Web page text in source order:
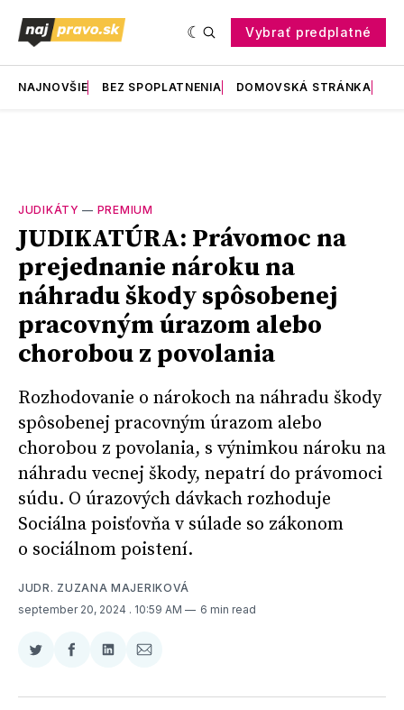
Vybrať predplatné
NAJNOVŠIE BEZ SPOPLATNENIA DOMOVSKÁ STRÁNKA
JUDIKÁTY — PREMIUM
JUDIKATÚRA: Právomoc na
prejednanie nároku na
náhradu škody spôsobenej
pracovným úrazom alebo
chorobou z povolania
Rozhodovanie o nárokoch na náhradu škody
spôsobenej pracovným úrazom alebo
chorobou z povolania, s výnimkou nároku na
náhradu vecnej škody, nepatrí do právomoci
súdu. O úrazových dávkach rozhoduje
Sociálna poisťovňa v súlade so zákonom
o sociálnom poistení.
JUDR. ZUZANA MAJERIKOVÁ
september 20, 2024 . 10:59 AM 6 min read
Zdieľať
Twitter
Zdieľať
Facebooku
Zdieľať
LinkedIne
Zdieľať
E-